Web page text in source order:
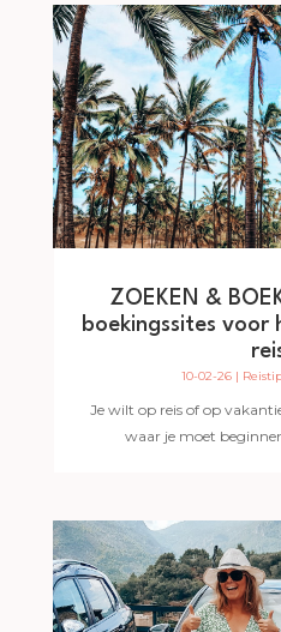
ZOEKEN &
boekingssites voor
10-02-26|
Je wilt op reis of op
waar je moet